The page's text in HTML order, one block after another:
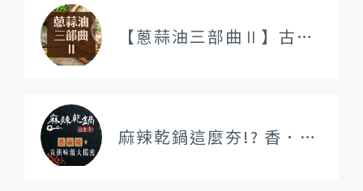
【蔥蒜油三部曲Ⅱ】古早味高效率料理與餐廳品牌養成，讓香氣成為品牌資產
麻辣乾鍋這麼夯!? 香．麻．辣直衝味蕾大揭密